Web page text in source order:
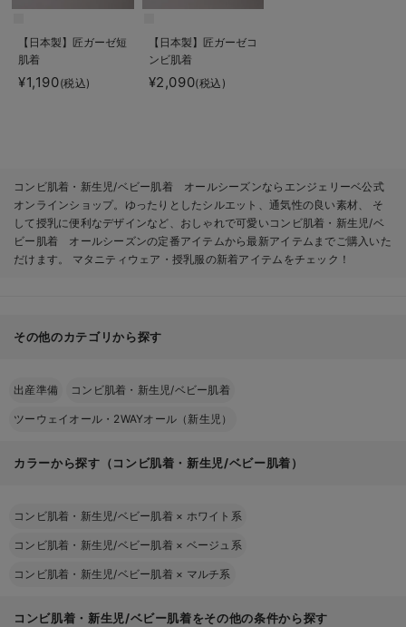
【日本製】匠ガーゼ短
肌着
¥1,190(税込)
【日本製】匠ガーゼコ
ンビ肌着
¥2,090(税込)
コンビ肌着・新生児/ベビー肌着 オールシーズンならエンジェリーベ公式
オンラインショップ。ゆったりとしたシルエット、通気性の良い素材、 そ
して授乳に便利なデザインなど、おしゃれで可愛いコンビ肌着・新生児/ベ
ビー肌着 オールシーズンの定番アイテムから最新アイテムまでご購入いた
だけます。 マタニティウェア・授乳服の新着アイテムをチェック！
その他のカテゴリから探す
出産準備 コンビ肌着・新生児/ベビー肌着
ツーウェイオール・2WAYオール（新生児）
カラーから探す（コンビ肌着・新生児/ベビー肌着）
コンビ肌着・新生児/ベビー肌着 × ホワイト系
コンビ肌着・新生児/ベビー肌着 × ベージュ系
コンビ肌着・新生児/ベビー肌着 × マルチ系
コンビ肌着・新生児/ベビー肌着をその他の条件から探す